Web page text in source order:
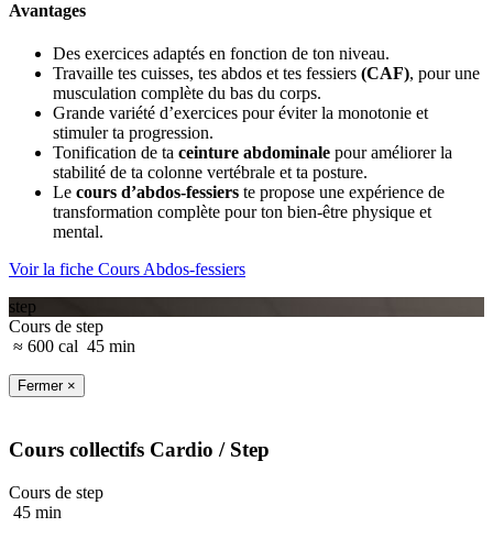
Avantages
Des exercices adaptés en fonction de ton niveau.
Travaille tes cuisses, tes abdos et tes fessiers (CAF), pour une
musculation complète du bas du corps.
Grande variété d’exercices pour éviter la monotonie et
stimuler ta progression.
Tonification de ta ceinture abdominale pour améliorer la
stabilité de ta colonne vertébrale et ta posture.
Le cours d’abdos-fessiers te propose une expérience de
transformation complète pour ton bien-être physique et
mental.
Voir la fiche Cours Abdos-fessiers
step
Cours de step
≈ 600 cal 45 min
Fermer ×
Cours collectifs Cardio / Step
Cours de step
45 min